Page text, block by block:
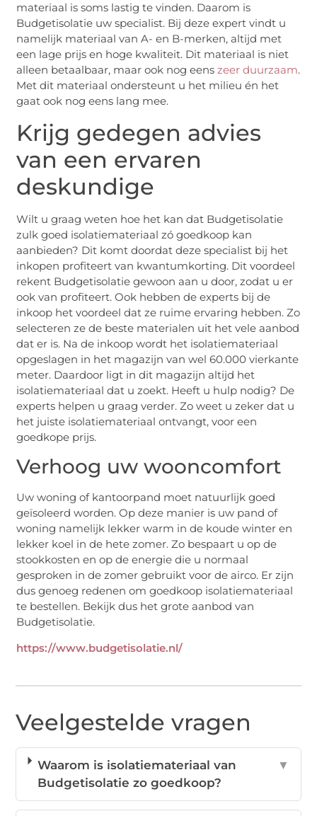
materiaal is soms lastig te vinden. Daarom is
Budgetisolatie uw specialist. Bij deze expert vindt u
namelijk materiaal van A- en B-merken, altijd met
een lage prijs en hoge kwaliteit. Dit materiaal is niet
alleen betaalbaar, maar ook nog eenszeer duurzaam.
Met dit materiaal ondersteunt u het milieu én het
gaat ook nog eens lang mee.
Krijg gedegen advies
van een ervaren
deskundige
Wilt u graag weten hoe het kan dat Budgetisolatie
zulk goed isolatiemateriaal zó goedkoop kan
aanbieden? Dit komt doordat deze specialist bij het
inkopen profiteert van kwantumkorting. Dit voordeel
rekent Budgetisolatie gewoon aan u door, zodat u er
ook van profiteert. Ook hebben de experts bij de
inkoop het voordeel dat ze ruime ervaring hebben. Zo
selecteren ze de beste materialen uit het vele aanbod
dat er is. Na de inkoop wordt het isolatiemateriaal
opgeslagen in het magazijn van wel 60.000 vierkante
meter. Daardoor ligt in dit magazijn altijd het
isolatiemateriaal dat u zoekt. Heeft u hulp nodig? De
experts helpen u graag verder. Zo weet u zeker dat u
het juiste isolatiemateriaal ontvangt, voor een
goedkope prijs.
Verhoog uw wooncomfort
Uw woning of kantoorpand moet natuurlijk goed
geïsoleerd worden. Op deze manier is uw pand of
woning namelijk lekker warm in de koude winter en
lekker koel in de hete zomer. Zo bespaart u op de
stookkosten en op de energie die u normaal
gesproken in de zomer gebruikt voor de airco. Er zijn
dus genoeg redenen om goedkoop isolatiemateriaal
te bestellen. Bekijk dus het grote aanbod van
Budgetisolatie.
https://www.budgetisolatie.nl/
Veelgestelde vragen
Waarom is isolatiemateriaal van
Budgetisolatie zo goedkoop?
▼